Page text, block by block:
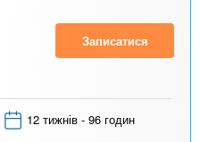
Записатися
12 тижнів - 96 годин